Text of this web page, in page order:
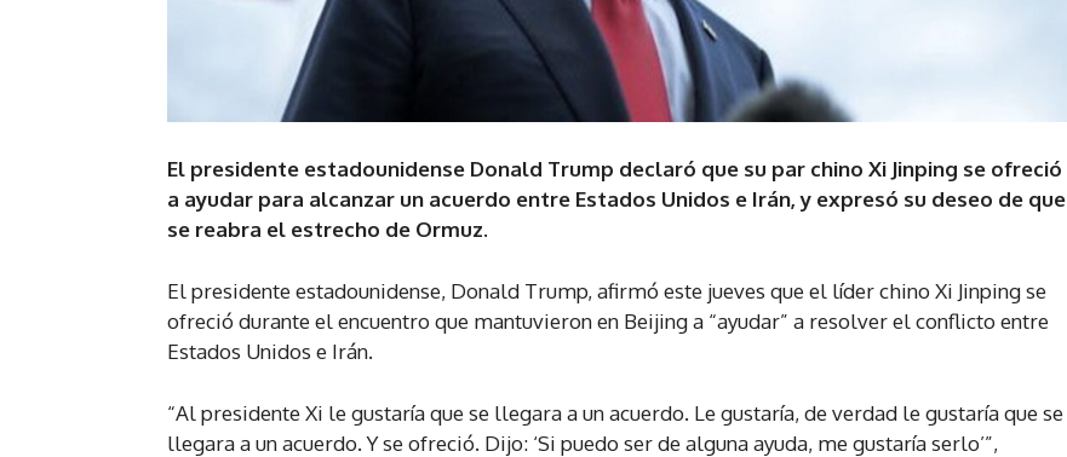
El presidente estadounidense Donald Trump declaró que su par chino Xi Jinping se ofreció
a ayudar para alcanzar un acuerdo entre Estados Unidos e Irán, y expresó su deseo de que
se reabra el estrecho de Ormuz.
El presidente estadounidense, Donald Trump, afirmó este jueves que el líder chino Xi Jinping se
ofreció durante el encuentro que mantuvieron en Beijing a “ayudar” a resolver el conflicto entre
Estados Unidos e Irán.
“Al presidente Xi le gustaría que se llegara a un acuerdo. Le gustaría, de verdad le gustaría que se
llegara a un acuerdo. Y se ofreció. Dijo: ‘Si puedo ser de alguna ayuda, me gustaría serlo’”,